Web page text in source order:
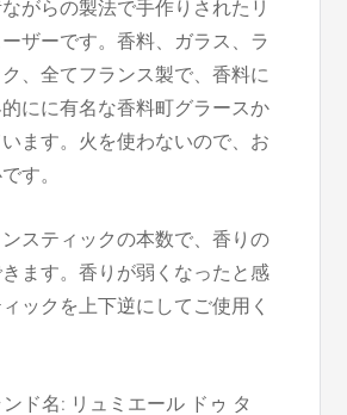
がらの製法で手作りされたリ
ザーです。香料、ガラス、ラ
、全てフランス製で、香料に
にに有名な香料町グラースか
ます。火を使わないので、お
す。
スティックの本数で、香りの
ます。香りが弱くなったと感
ックを上下逆にしてご使用く
ンド名: リュミエール ドゥ タ